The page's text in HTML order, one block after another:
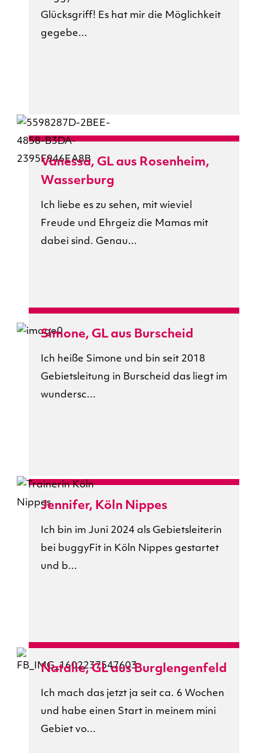
Glücksgriff! Es hat mir die Möglichkeit
gegebe...
Vanessa, GL aus Rosenheim,
Wasserburg
Ich liebe es zu sehen, mit wieviel
Freude und Ehrgeiz die Mamas mit
dabei sind. Genau...
Simone, GL aus Burscheid
Ich heiße Simone und bin seit 2018
Gebietsleitung in Burscheid das liegt im
wundersc...
Jennifer, Köln Nippes
Ich bin im Juni 2024 als Gebietsleiterin
bei buggyFit in Köln Nippes gestartet
und b...
Natalie, GL aus Burglengenfeld
Ich mach das jetzt ja seit ca. 6 Wochen
und habe einen Start in meinem mini
Gebiet vo...